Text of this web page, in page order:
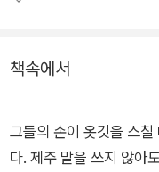
포의 경계로 우리를 천천
책속에서
그들의 손이 옷깃을 스
다. 제주 말을 쓰지 않아